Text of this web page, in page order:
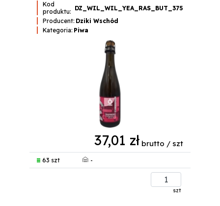
Kod
produktu: DZ_WIL_WIL_YEA_RAS_BUT_375
Producent: Dziki Wschód
Kategoria: Piwa
37,01 zł brutto / szt
63 szt -
szt